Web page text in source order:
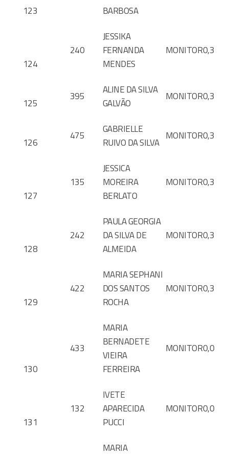
123
BARBOSA
124
240
JESSIKA
FERNANDA
MENDES
MONITOR0,3
125
395
ALINE DA SILVA
GALVÃO
MONITOR0,3
126
475
GABRIELLE
RUIVO DA SILVA
MONITOR0,3
127
135
JESSICA
MOREIRA
BERLATO
MONITOR0,3
128
242
PAULA GEORGIA
DA SILVA DE
ALMEIDA
MONITOR0,3
129
422
MARIA SEPHANI
DOS SANTOS
ROCHA
MONITOR0,3
130
433
MARIA
BERNADETE
VIEIRA
FERREIRA
MONITOR0,0
131
132
IVETE
APARECIDA
PUCCI
MONITOR0,0
MARIA